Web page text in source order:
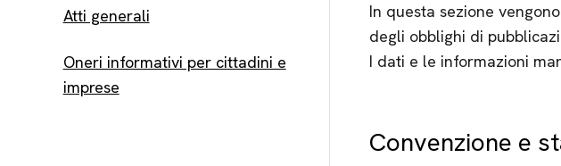
Atti generali
Oneri informativi per cittadini e
imprese
In questa sezione
degli obblighi di
I dati e le informazioni
Convenzione e